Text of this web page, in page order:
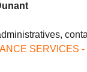
SERVICES